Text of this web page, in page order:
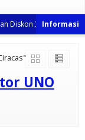
Diskon 35% dari
UNO